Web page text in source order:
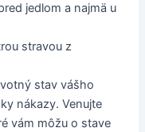
jedlom a najmä u
stravou z
stav vášho
nákazy. Venujte
vám môžu o stave